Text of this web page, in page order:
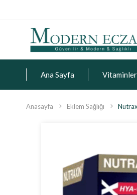
Ana Sayfa Vitaminler
Anasayfa Eklem Sağlığı